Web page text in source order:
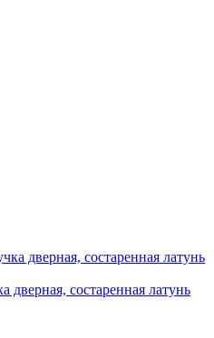
состаренная латунь